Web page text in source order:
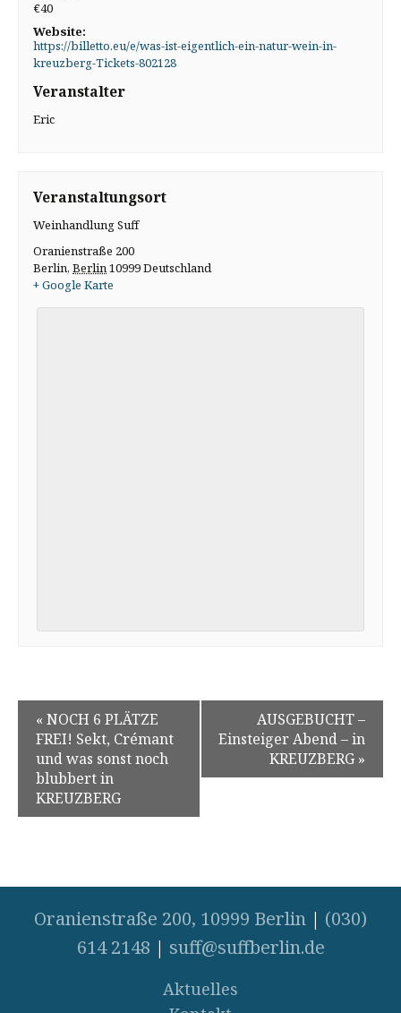
€40
Website:
https://billetto.eu/e/was-ist-eigentlich-ein-natur-wein-in-
kreuzberg-Tickets-802128
Veranstalter
Eric
Veranstaltungsort
Weinhandlung Suff
Oranienstraße 200
Berlin, Berlin10999Deutschland
+ Google Karte
« NOCH 6 PLÄTZE
FREI! Sekt, Crémant
und was sonst noch
blubbert in
KREUZBERG
AUSGEBUCHT –
Einsteiger Abend – in
KREUZBERG »
Oranienstraße 200, 10999 Berlin | (030)
614 2148 | suff@suffberlin.de
Aktuelles